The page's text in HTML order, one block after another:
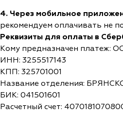
4. Через мобильное
рекомендуем оплачивать не
Реквизиты для оплаты в
Кому предназначен платеж:
ИНН: 3255517143
КПП: 325701001
Название отделения:
БИК: 041501601
Расчетный счет: